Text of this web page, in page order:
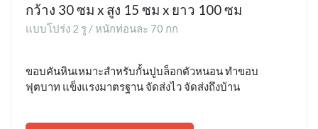
กว้าง 30 ซม x สูง 15 ซม x ยาว 100 ซม
แบบโปร่ง 2 รู / หนักท่อนละ 70 กก
ขอบคันหินเหมาะสำหรับกั้นปูบล็อกตัวหนอน ทำขอบ
ฟุตบาท แข็งแรงมาตรฐาน จัดส่งไว จัดส่งถึงบ้าน